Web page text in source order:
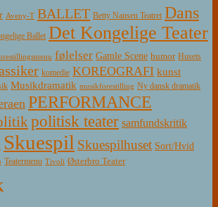
Aveny-T BALLET Betty Nansen Teatret Dans
Ballet Det Kongelige Teater
følelser Gamle Scene humor Husets
komedie KOREOGRAFI kunst
Musikdramatik musikforestilling Ny dansk dramatik
PERFORMANCE
politisk teater samfundskritik
Skuespil Skuespilhuset Sort/Hvid
Teatermenu Tivoli Østerbro Teater